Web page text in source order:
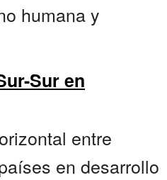
humana y
Sur en
entre
en desarrollo